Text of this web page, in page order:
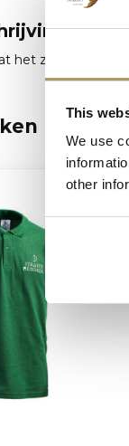
This
We use
other
het zien met